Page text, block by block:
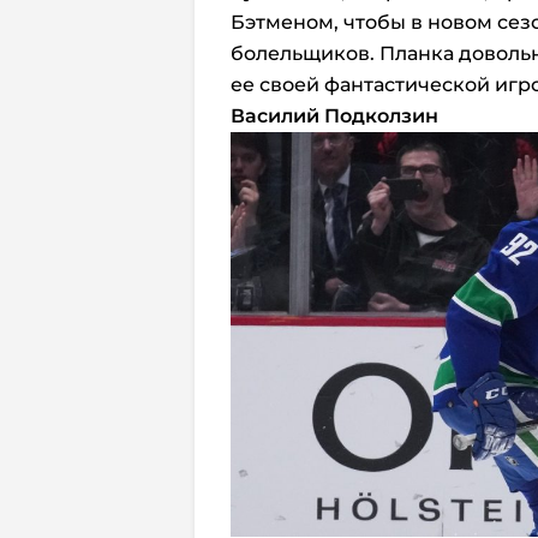
Бэтменом, чтобы в новом
болельщиков. Планка
ее своей фантастической
Василий Подколзин